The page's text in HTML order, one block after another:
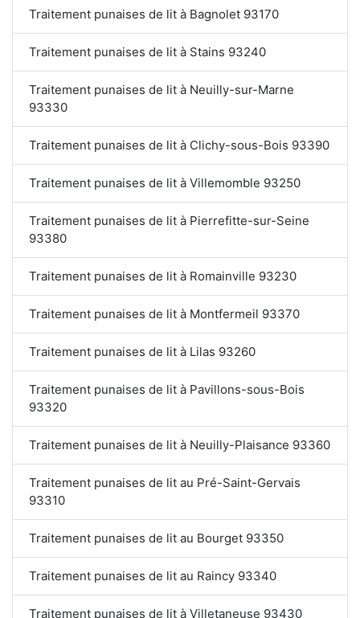
Traitement punaises de lit à Bagnolet 93170
Traitement punaises de lit à Stains 93240
Traitement punaises de lit à Neuilly-sur-Marne
93330
Traitement punaises de lit à Clichy-sous-Bois 93390
Traitement punaises de lit à Villemomble 93250
Traitement punaises de lit à Pierrefitte-sur-Seine
93380
Traitement punaises de lit à Romainville 93230
Traitement punaises de lit à Montfermeil 93370
Traitement punaises de lit à Lilas 93260
Traitement punaises de lit à Pavillons-sous-Bois
93320
Traitement punaises de lit à Neuilly-Plaisance 93360
Traitement punaises de lit au Pré-Saint-Gervais
93310
Traitement punaises de lit au Bourget 93350
Traitement punaises de lit au Raincy 93340
Traitement punaises de lit à Villetaneuse 93430